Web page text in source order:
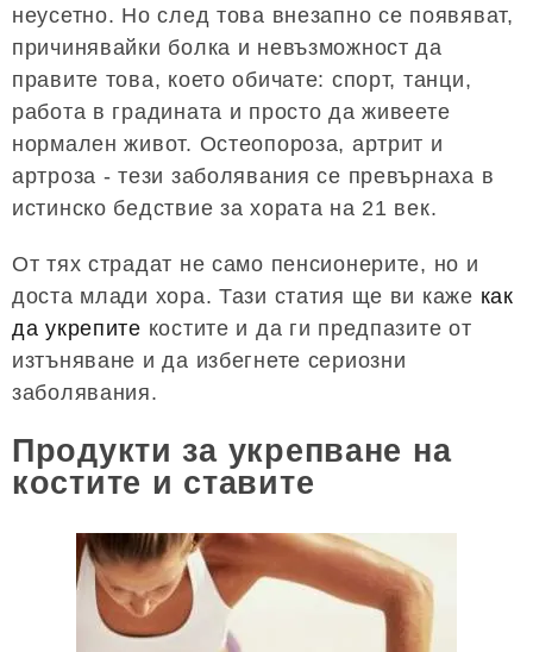
неусетно. Но след това внезапно се появяват,
причинявайки болка и невъзможност да
правите това, което обичате: спорт, танци,
работа в градината и просто да живеете
нормален живот. Остеопороза, артрит и
артроза - тези заболявания се превърнаха в
истинско бедствие за хората на 21 век.
От тях страдат не само пенсионерите, но и
доста млади хора. Тази статия ще ви каже как
да укрепите костите и да ги предпазите от
изтъняване и да избегнете сериозни
заболявания.
Продукти за укрепване на
костите и ставите